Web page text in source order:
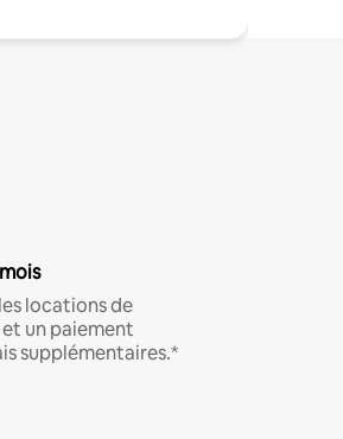
locations de
un paiement
supplémentaires.*